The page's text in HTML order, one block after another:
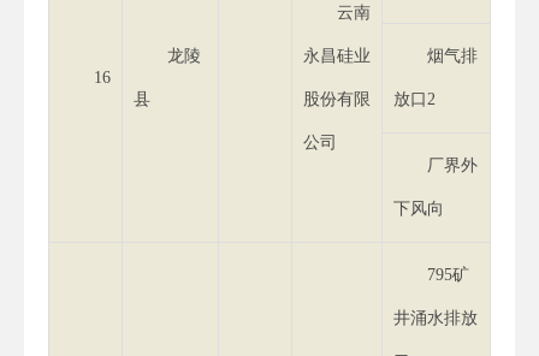
16
龙陵
县
云南
永昌硅业
股份有限
公司
烟气排
放口2
厂界外
下风向
795矿
井涌水排放